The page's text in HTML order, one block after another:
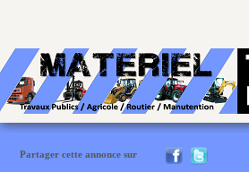
Partager cette annonce sur